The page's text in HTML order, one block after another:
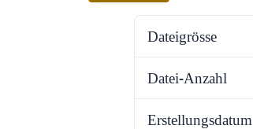
Dateigrösse
Datei-Anzahl
Erstellungsdatum